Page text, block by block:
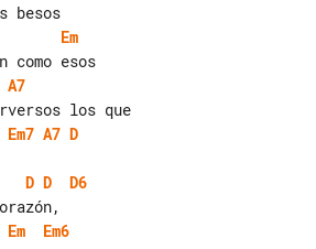
Em
A7
Em7 A7 D
D D
D6
Em
Em6